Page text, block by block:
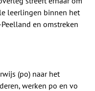
leerlingen binnen het
en omstreken
(po) naar het
werken po en vo